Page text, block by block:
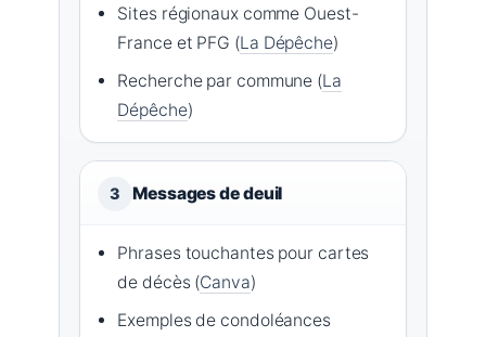
Sites régionaux comme Ouest-
France et PFG (La Dépêche)
Recherche par commune (La
Dépêche)
3 Messages de deuil
Phrases touchantes pour cartes
de décès (Canva)
Exemples de condoléances